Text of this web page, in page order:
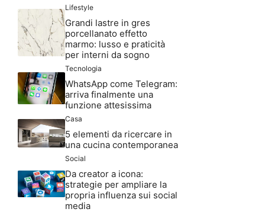
Lifestyle
Grandi lastre in gres
porcellanato effetto
marmo: lusso e praticità
per interni da sogno
Tecnologia
WhatsApp come Telegram:
arriva finalmente una
funzione attesissima
Casa
5 elementi da ricercare in
una cucina contemporanea
Social
Da creator a icona:
strategie per ampliare la
propria influenza sui social
media